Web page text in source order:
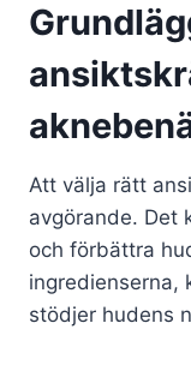
Att välja rätt
avgörande. Det
och förbättra
ingredienserna,
stödjer hudens